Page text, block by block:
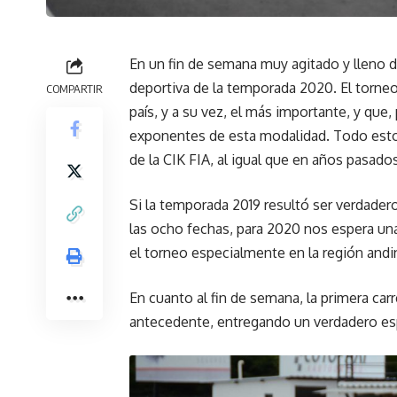
COMPARTIR
En un fin de semana muy agitado y
deportiva de la temporada 2020. El
país, y a su vez, el más importante, y
exponentes de esta modalidad. Todo
de la CIK FIA, al igual que en años
Si la temporada 2019 resultó ser
las ocho fechas, para 2020 nos espera
el torneo especialmente en la región
En cuanto al fin de semana, la primera
antecedente, entregando un verdadero